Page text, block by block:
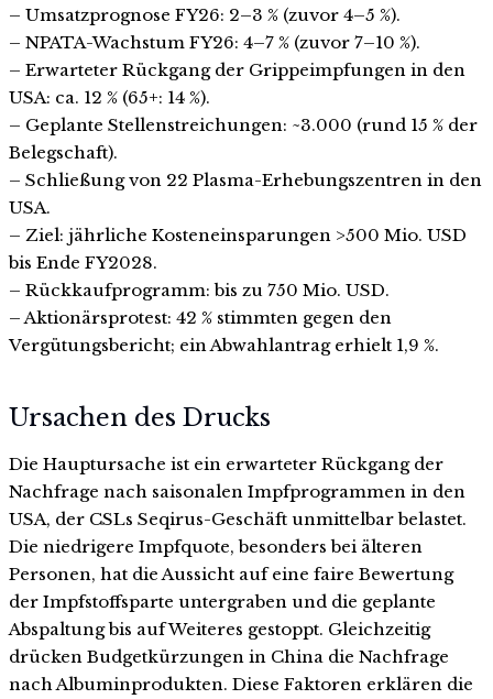
– Umsatzprognose FY26: 2–3 % (zuvor 4–5 %).
– NPATA-Wachstum FY26: 4–7 % (zuvor 7–10 %).
– Erwarteter Rückgang der Grippeimpfungen in den
USA: ca. 12 % (65+: 14 %).
– Geplante Stellenstreichungen: ~3.000 (rund 15 % der
Belegschaft).
– Schließung von 22 Plasma-Erhebungszentren in den
USA.
– Ziel: jährliche Kosteneinsparungen >500 Mio. USD
bis Ende FY2028.
– Rückkaufprogramm: bis zu 750 Mio. USD.
– Aktionärsprotest: 42 % stimmten gegen den
Vergütungsbericht; ein Abwahlantrag erhielt 1,9 %.
Ursachen des Drucks
Die Hauptursache ist ein erwarteter Rückgang der
Nachfrage nach saisonalen Impfprogrammen in den
USA, der CSLs Seqirus-Geschäft unmittelbar belastet.
Die niedrigere Impfquote, besonders bei älteren
Personen, hat die Aussicht auf eine faire Bewertung
der Impfstoffsparte untergraben und die geplante
Abspaltung bis auf Weiteres gestoppt. Gleichzeitig
drücken Budgetkürzungen in China die Nachfrage
nach Albuminprodukten. Diese Faktoren erklären die